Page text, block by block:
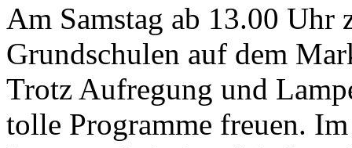
Am Samstag ab 13.00 Uhr
Grundschulen auf dem
Trotz Aufregung und
tolle Programme freuen.